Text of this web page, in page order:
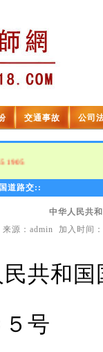
交通事故 公司
道路交::
中华人民共
来源：admin 加入时间
共和国
号